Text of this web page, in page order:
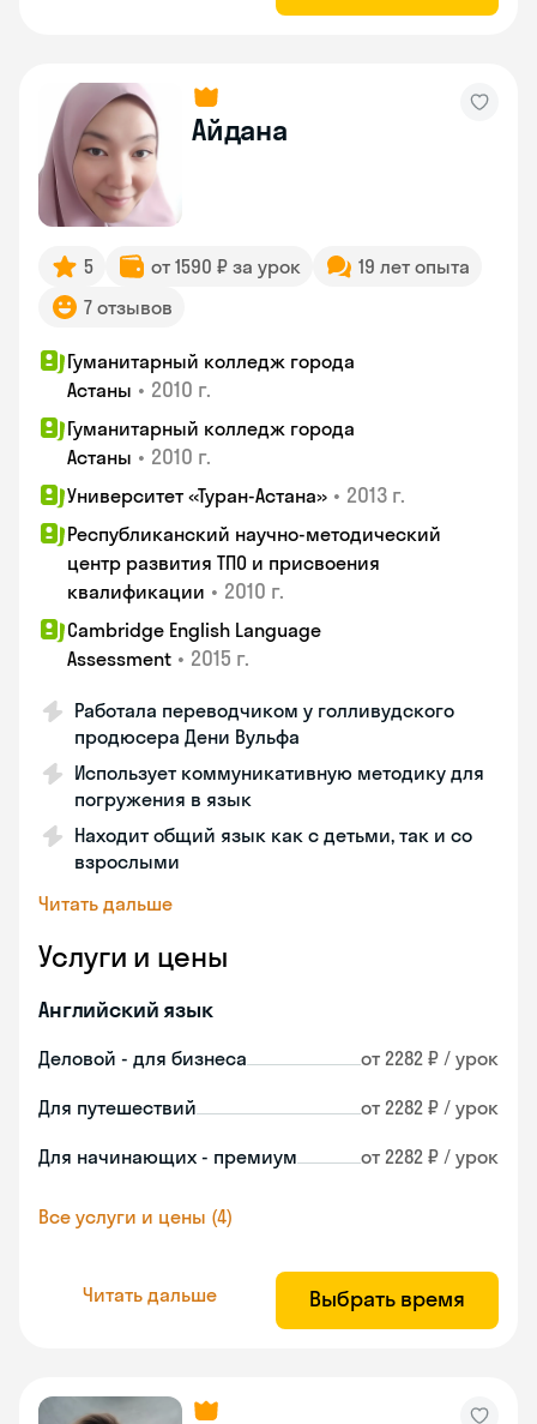
Айдана
5 от 1590 ₽ за урок
19 лет опыта
7 отзывов
Гуманитарный колледж города
Астаны • 2010 г.
Гуманитарный колледж города
Астаны • 2010 г.
Университет «Туран-Астана» • 2013 г.
Республиканский научно-методический
центр развития ТПО и присвоения
квалификации • 2010 г.
Cambridge English Language
Assessment • 2015 г.
Работала переводчиком у голливудского
продюсера Дени Вульфа
Использует коммуникативную методику для
погружения в язык
Находит общий язык как с детьми, так и со
взрослыми
Читать дальше
Услуги и цены
Английский язык
Деловой - для бизнеса от 2282 ₽ / урок
Для путешествий от 2282 ₽ / урок
Для начинающих - премиум от 2282 ₽ / урок
Все услуги и цены (4)
Читать дальше Выбрать время